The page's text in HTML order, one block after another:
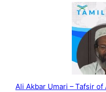
Ali Akbar Umari – Tafsir of